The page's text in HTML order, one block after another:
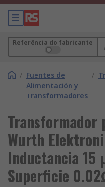
Referência do fabricante
/ Fuentes de
Alimentación y
Transformadores
/
Transformador
Wurth
Inductancia 15
Superficie